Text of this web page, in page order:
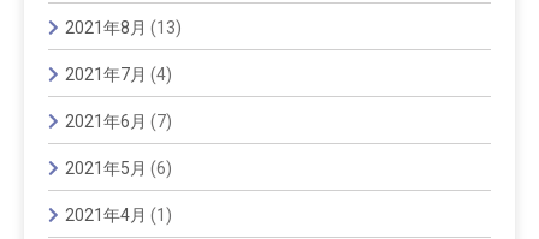
2021年8月 (13)
2021年7月 (4)
2021年6月 (7)
2021年5月 (6)
2021年4月 (1)